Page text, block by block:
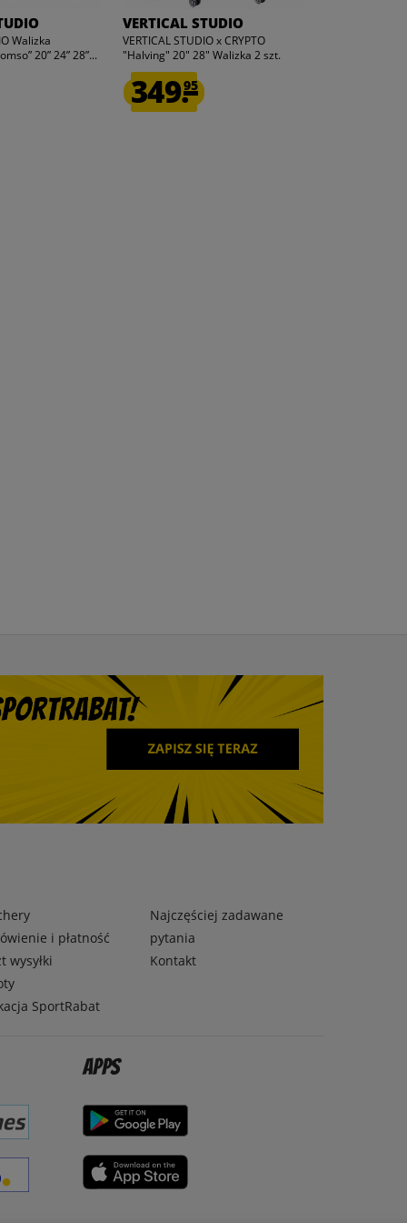
Walizka
20” 24” 28”...
VERTICAL STUDIO
VERTICAL STUDIO x CRYPTO
"Halving" 20" 28" Walizka 2 szt.
349.95
i płatność
wysyłki
SportRabat
Najczęściej zadawane
pytania
Kontakt
Apps